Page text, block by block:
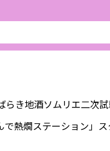
き地酒ソムリエ二次
熱燗ステーション」ス